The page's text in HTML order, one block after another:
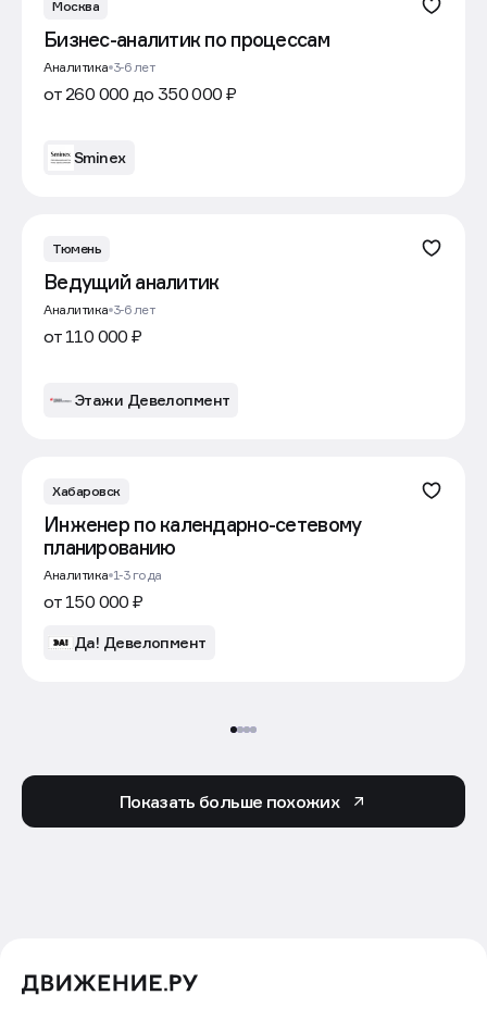
Москва
Бизнес-аналитик по процессам
Аналитика 3-6 лет
от 260 000 до 350 000 ₽
Sminex
Тюмень
Ведущий аналитик
Аналитика 3-6 лет
от 110 000 ₽
Этажи Девелопмент
Хабаровск
Инженер по календарно-сетевому
планированию
Аналитика 1-3 года
от 150 000 ₽
Да! Девелопмент
Показать больше похожих